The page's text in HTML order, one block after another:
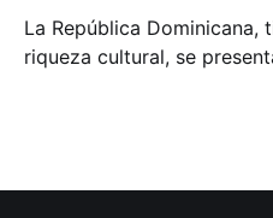
La República Dominicana,
riqueza cultural, se
que destaca no solo sus
también su vasto